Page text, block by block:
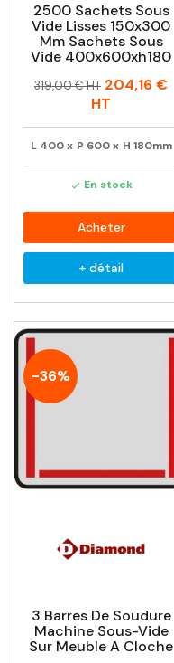
2500 Sachets Sous
Vide Lisses 150x300
Mm Sachets Sous
Vide 400x600xh180
Prix
Prix
319,00 € HT 204,16 €
HT
L 400 x P 600 x H 180mm
 En stock
Acheter
+ détail
-36%
3 Barres De Soudure
Machine Sous-Vide
Sur Meuble A Cloche